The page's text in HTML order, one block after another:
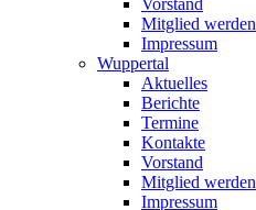
Vorstand
Mitglied werden
Impressum
Wuppertal
Aktuelles
Berichte
Termine
Kontakte
Vorstand
Mitglied werden
Impressum